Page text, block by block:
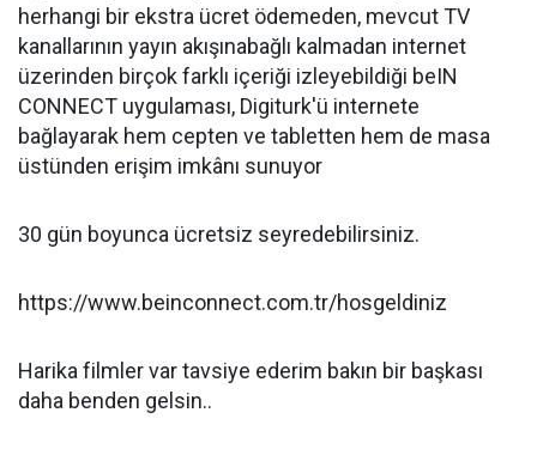
herhangi bir ekstra ücret ödemeden, mevcut TV
kanallarının yayın akışınabağlı kalmadan internet
üzerinden birçok farklı içeriği izleyebildiği beIN
CONNECT uygulaması, Digiturk'ü internete
bağlayarak hem cepten ve tabletten hem de masa
üstünden erişim imkânı sunuyor
30 gün boyunca ücretsiz seyredebilirsiniz.
https://www.beinconnect.com.tr/hosgeldiniz
Harika filmler var tavsiye ederim bakın bir başkası
daha benden gelsin..